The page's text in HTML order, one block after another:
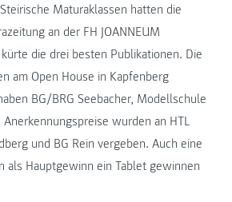
Maturaklassen hatten die
an der FH JOANNEUM
die drei besten Publikationen. Die
am Open House in Kapfenberg
BG/BRG Seebacher, Modellschule
Anerkennungspreise wurden an HTL
und BG Rein vergeben. Auch eine
als Hauptgewinn ein Tablet gewinnen